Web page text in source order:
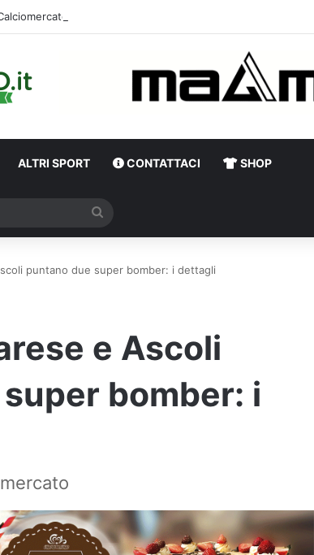
ALTRI SPORT CONTATTACI SHOP
puntano due super bomber: i dettagli
e Ascoli
bomber: i